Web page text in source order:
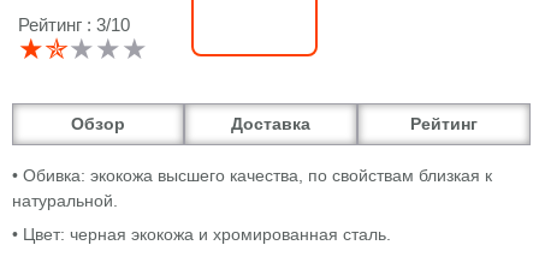
Рейтинг : 3/10
★✯★★★
Обзор Доставка Рейтинг
• Обивка: экокожа высшего качества, по свойствам близкая к
натуральной.
• Цвет: черная экокожа и хромированная сталь.